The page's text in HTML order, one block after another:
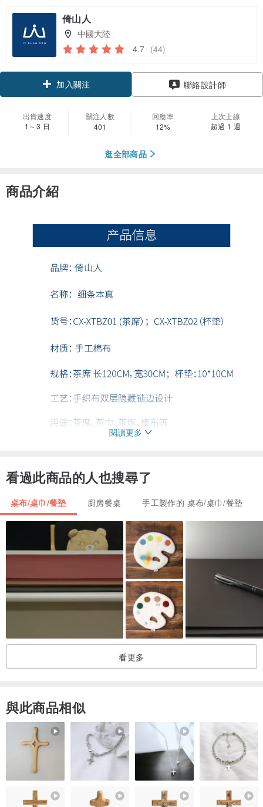
倚山人
中國大陸
4.7 (44)
加入關注 聯絡設計師
出貨速度
1～3 日
關注人數
401
回應率
12%
上次上線
超過 1 週
逛全部商品
商品介紹
閱讀更多
看過此商品的人也搜尋了
桌布/桌巾/餐墊 廚房餐桌 手工製作的 桌布/桌巾/餐墊
看更多
與此商品相似